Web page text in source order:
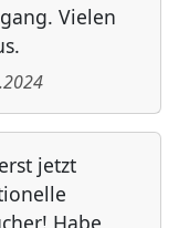
Vielen
jetzt